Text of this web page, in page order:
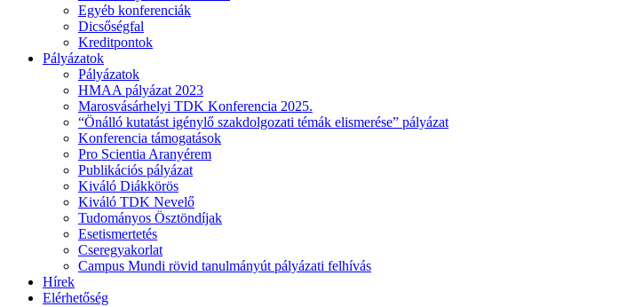
Egyéb konferenciák
Dicsőségfal
Kreditpontok
Pályázatok
Pályázatok
HMAA pályázat 2023
Marosvásárhelyi TDK Konferencia 2025.
“Önálló kutatást igénylő szakdolgozati témák elismerése” pályázat
Konferencia támogatások
Pro Scientia Aranyérem
Publikációs pályázat
Kiváló Diákkörös
Kiváló TDK Nevelő
Tudományos Ösztöndíjak
Esetismertetés
Cseregyakorlat
Campus Mundi rövid tanulmányút pályázati felhívás
Hírek
Elérhetőség